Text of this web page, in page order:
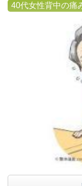
40代女性背中の痛